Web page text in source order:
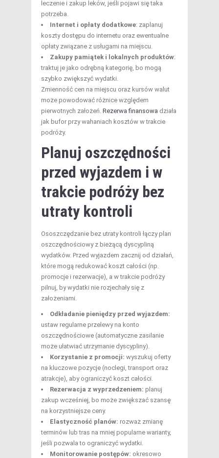
leczenie i zakup leków, jeśli pojawi się taka
potrzeba.
Internet i opłaty dodatkowe: zaplanuj
koszty dostępu do internetu oraz ewentualne
opłaty związane z usługami na miejscu.
Zakupy pamiątek i lokalnych produktów:
traktuj je jako odrębną kategorię, bo mogą
szybko zwiększyć wydatki.
Zmienność cen na miejscu oraz kursów walut
może powodować różnice względem
pierwotnych założeń. Rezerwa finansowa działa
jak bufor przy wahaniach kosztów w trakcie
podróży.
Planuj oszczędności
przed wyjazdem i w
trakcie podróży bez
utraty kontroli
Ososzczędzanie bez utraty kontroli łączy plan
oszczędnościowy z bieżącą dyscypliną
wydatków. Przed wyjazdem zacznij od działań,
które mogą redukować koszt całości (np.
promocje i rezerwacje), a w trakcie podróży
pilnuj, by wydatki nie rozjechały się z
założeniami.
Odkładanie pieniędzy przed wyjazdem:
ustaw regularne przelewy na konto
oszczędnościowe (automatyczne zasilanie
może ułatwiać utrzymanie dyscypliny).
Korzystanie z promocji: wyszukuj oferty
na kluczowe pozycje (noclegi, transport oraz
atrakcje), aby ograniczyć koszt całości.
Rezerwacja z wyprzedzeniem: planuj
zakup wcześniej, bo może zwiększać szansę
na korzystniejsze ceny.
Elastyczność planów: rozważ zmianę
terminów lub tras na mniej popularne warianty,
jeśli pozwala to ograniczyć wydatki.
Monitorowanie postępów: okresowo